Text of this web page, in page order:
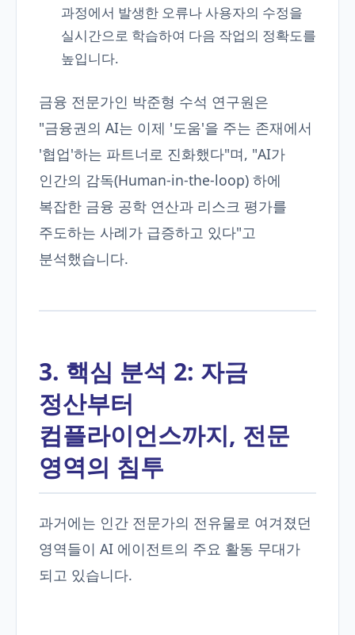
과정에서 발생한 오류나 사용자의 수정을
실시간으로 학습하여 다음 작업의 정확도를
높입니다.
금융 전문가인 박준형 수석 연구원은
"금융권의 AI는 이제 '도움'을 주는 존재에서
'협업'하는 파트너로 진화했다"며, "AI가
인간의 감독(Human-in-the-loop) 하에
복잡한 금융 공학 연산과 리스크 평가를
주도하는 사례가 급증하고 있다"고
분석했습니다.
3. 핵심 분석 2: 자금
정산부터
컴플라이언스까지, 전문
영역의 침투
과거에는 인간 전문가의 전유물로 여겨졌던
영역들이 AI 에이전트의 주요 활동 무대가
되고 있습니다.